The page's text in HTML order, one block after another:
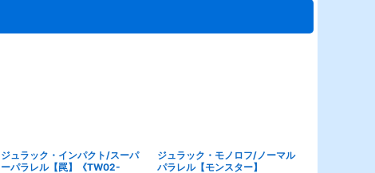
ジュラック・インパクト/スーパ
ーパラレル【罠】《TW02-
ジュラック・モノロフ/ノーマル
パラレル【モンスター】